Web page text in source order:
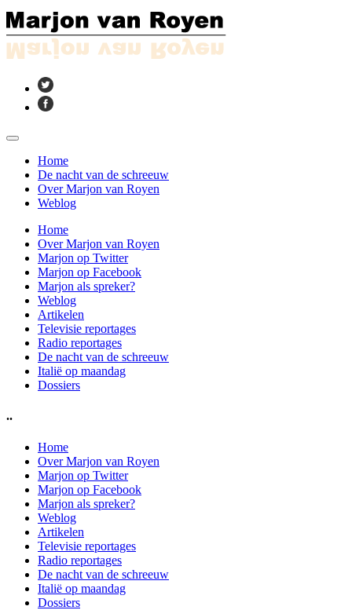
Home
De nacht van de schreeuw
Over Marjon van Royen
Weblog
Home
Over Marjon van Royen
Marjon op Twitter
Marjon op Facebook
Marjon als spreker?
Weblog
Artikelen
Televisie reportages
Radio reportages
De nacht van de schreeuw
Italië op maandag
Dossiers
..
Home
Over Marjon van Royen
Marjon op Twitter
Marjon op Facebook
Marjon als spreker?
Weblog
Artikelen
Televisie reportages
Radio reportages
De nacht van de schreeuw
Italië op maandag
Dossiers